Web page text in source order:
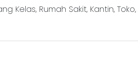
Kelas, Rumah Sakit, Kantin, Toko,